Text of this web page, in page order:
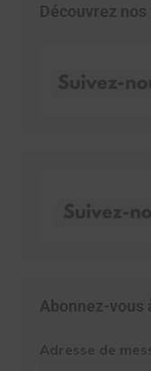
Découvrez nos
Abonnez-vous
Adresse de